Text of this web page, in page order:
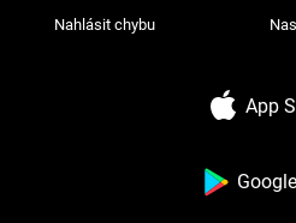
Nahlásit chybu
App